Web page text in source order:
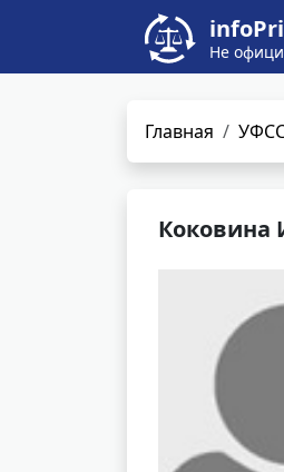
Не
Главная
Коковина